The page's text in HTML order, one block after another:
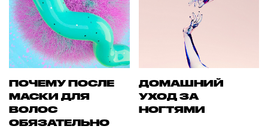
ПОЧЕМУ ПОСЛЕ
МАСКИ ДЛЯ
ВОЛОС
ОБЯЗАТЕЛЬНО
ДОМАШНИЙ
УХОД ЗА
НОГТЯМИ